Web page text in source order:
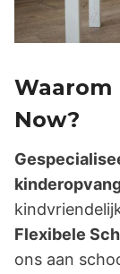
Waarom
Now?
Flexibele
ons aan